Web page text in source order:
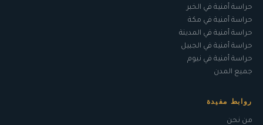
حراسة أمنية في الخبر
حراسة أمنية في مكة
حراسة أمنية في المدينة
حراسة أمنية في الجبيل
حراسة أمنية في نيوم
جميع المدن
روابط مفيدة
من نحن